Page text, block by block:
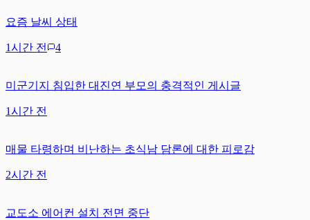
요즘 날씨 상태
1시간 전 4
미군기지 침입한 대진연 부모의 충격적인 게시글
1시간 전
매물 타령하며 비난하는 초식남 담론에 대한 피로감
2시간 전
교도소 에어컨 설치 전면 중단